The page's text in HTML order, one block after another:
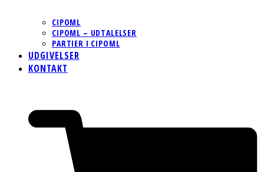
CIPOML
CIPOML – UDTALELSER
PARTIER I CIPOML
UDGIVELSER
KONTAKT